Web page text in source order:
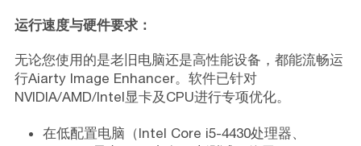
运行速度与硬件要求：
无论您使用的是老旧电脑还是高性能设备，都能流畅运
行Aiarty Image Enhancer。软件已针对
NVIDIA/AMD/Intel显卡及CPU进行专项优化。
在低配置电脑（Intel Core i5-4430处理器、